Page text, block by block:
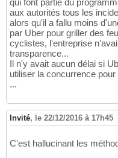
qui font partie du
aux autorités tous les
alors qu'il a fallu moins
par Uber pour griller des
cyclistes, l'entreprise
transparence...
Il n'y avait aucun délai si
utiliser la concurrence
...
Invité, le 22/12/2016 à 17h45
C'est hallucinant les